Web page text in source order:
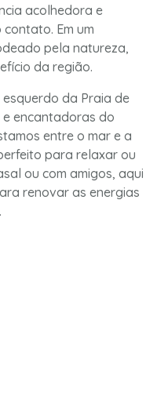
acolhedora e
Em um
pela natureza,
da região.
da Praia de
encantadoras do
entre o mar e a
para relaxar ou
ou com amigos, aqui
renovar as energias